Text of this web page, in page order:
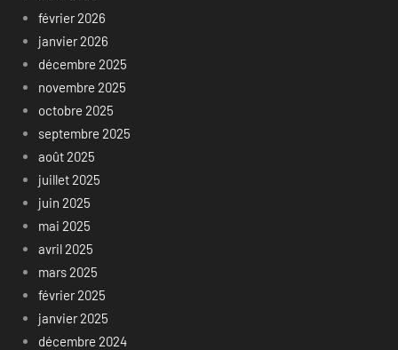
février 2026
janvier 2026
décembre 2025
novembre 2025
octobre 2025
septembre 2025
août 2025
juillet 2025
juin 2025
mai 2025
avril 2025
mars 2025
février 2025
janvier 2025
décembre 2024